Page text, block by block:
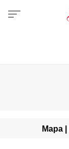
Mapa